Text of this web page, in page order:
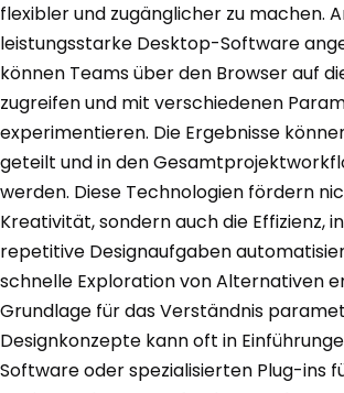
flexibler und zugänglicher zu machen.
leistungsstarke Desktop-Software
können Teams über den Browser auf
zugreifen und mit verschiedenen
experimentieren. Die Ergebnisse
geteilt und in den
werden. Diese Technologien fördern
Kreativität, sondern auch die Effizienz,
repetitive Designaufgaben
schnelle Exploration von Alternativen
Grundlage für das Verständnis
Designkonzepte kann oft in
Software oder spezialisierten Plug-ins